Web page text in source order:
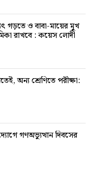
গড়তে ও বাবা-মায়ের মুখ
রাখবে : কয়েস লোদী
অন্য শ্রেণিতে পরীক্ষা:
গণঅভ্যুত্থান দিবসের